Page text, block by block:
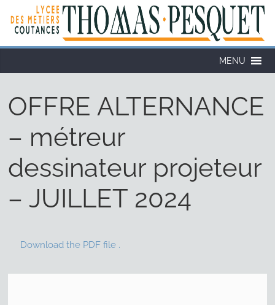
MENU
OFFRE ALTERNANCE
– métreur
dessinateur projeteur
– JUILLET 2024
Download the PDF file .